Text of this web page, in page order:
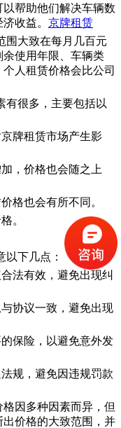
帮助他们解决车辆数
收益。 京牌租赁
围大致在每月几百元
使用年限、车辆类
人租赁价格会比公司
有很多，主要包括以
牌租赁市场产生影
，价格也会随之上
格也会有所不同。
。
以下几点：
法有效，避免出现纠
协议一致，避免出现
保险，以避免意外发
规，避免因违规罚款
因多种因素而异，但
价格的大致范围，并